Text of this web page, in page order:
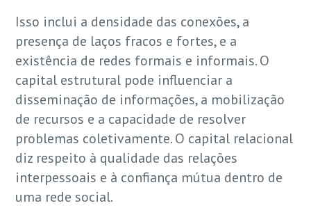
Isso inclui a densidade das conexões, a
presença de laços fracos e fortes, e a
existência de redes formais e informais. O
capital estrutural pode influenciar a
disseminação de informações, a mobilização
de recursos e a capacidade de resolver
problemas coletivamente. O capital relacional
diz respeito à qualidade das relações
interpessoais e à confiança mútua dentro de
uma rede social.